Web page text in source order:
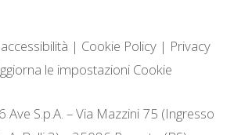
| Cookie Policy| Privacy
le impostazioni Cookie
S.p.A. – Via Mazzini 75 (Ingresso